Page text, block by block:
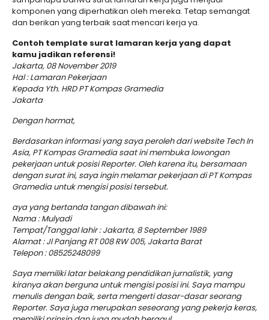
komponen yang diperhatikan oleh mereka. Tetap semangat
dan berikan yang terbaik saat mencari kerja ya.
Contoh template surat lamaran kerja yang dapat
kamu jadikan referensi!
Jakarta, 08 November 2019
Hal : Lamaran Pekerjaan
Kepada Yth. HRD PT Kompas Gramedia
Jakarta
Dengan hormat,
Berdasarkan informasi yang saya peroleh dari website Tech In
Asia, PT Kompas Gramedia saat ini membuka lowongan
pekerjaan untuk posisi Reporter. Oleh karena itu, bersamaan
dengan surat ini, saya ingin melamar pekerjaan di PT Kompas
Gramedia untuk mengisi posisi tersebut.
aya yang bertanda tangan dibawah ini:
Nama : Mulyadi
Tempat/Tanggal lahir : Jakarta, 8 September 1989
Alamat : Jl Panjang RT 008 RW 005, Jakarta Barat
Telepon : 08525248099
Saya memiliki latar belakang pendidikan jurnalistik, yang
kiranya akan berguna untuk mengisi posisi ini. Saya mampu
menulis dengan baik, serta mengerti dasar-dasar seorang
Reporter. Saya juga merupakan seseorang yang pekerja keras,